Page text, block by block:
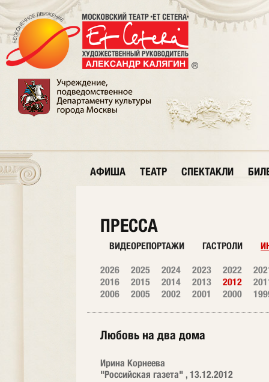
АФИША ТЕАТР СПЕКТАКЛИ
ПРЕССА
ВИДЕОРЕПОРТАЖИ ГАСТРОЛИ
2026 2025 2024 2023 2022
2016
2015 2014 2013 2012
2006
2005 2002 2001 2000
Любовь на два дома
Ирина Корнеева
"Российская газета" , 13.12.2012